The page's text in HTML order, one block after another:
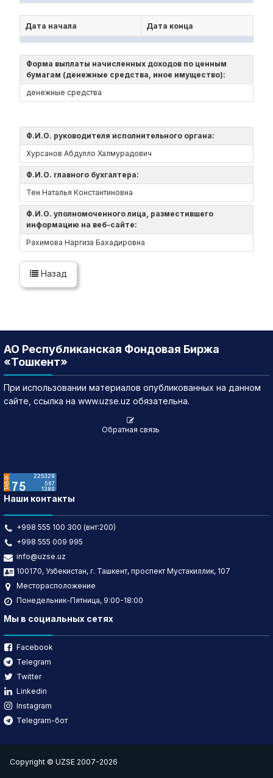
Дата начала Дата конца
Форма выплаты начисленных доходов по ценным
бумагам (денежные средства, иное имущество):
денежные средства
Ф.И.О. руководителя исполнительного органа:
Хурсанов Абдулло Халмурадович
Ф.И.О. главного бухгалтера:
Тен Наталья Константиновна
Ф.И.О. уполномоченного лица, разместившего
информацию на веб-сайте:
Рахимова Наргиза Бахадировна
Назад
АО Республиканская Фондовая Биржа
«Тошкент»
При использовании материалов опубликованных на данном
сайте, ссылка на www.uzse.uz обязательна.
Обратная связь
Наши контакты
+998 555 100 300 (внт:200)
+998 555 009 995
info@uzse.uz
100170, Узбекистан, г. Ташкент, проспект Мустакиллик, 107
Месторасположение
Понедельник-Пятница, 9:00-18:00
Мы в социальных сетях
Facebook
Telegram
Twitter
Linkedin
Instagram
Telegram-бот
Copyright © UZSE 2007-2026